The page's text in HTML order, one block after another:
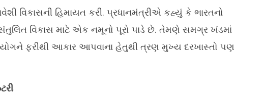
22, 2025
વિકાસની હિમાયત કરી. પ્રધાનમંત્રીએ કહ્યું કે ભારતનો
વિકાસ માટે એક નમૂનો પૂરો પાડે છે. તેમણે સમગ્ર ખંડમાં
ફરીથી આકાર આપવાના હેતુથી ત્રણ મુખ્ય દરખાસ્તો પણ